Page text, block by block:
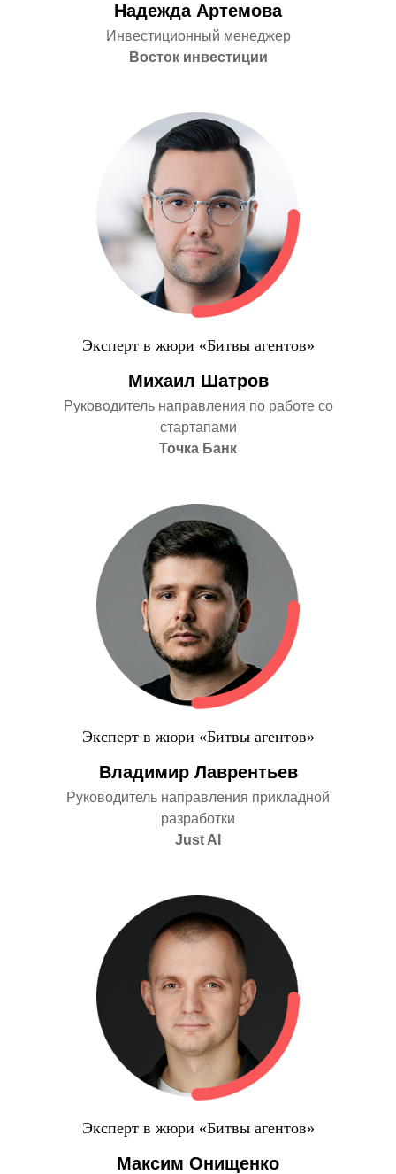
Надежда Артемова
Инвестиционный менеджер
Восток инвестиции
Эксперт в жюри «Битвы агентов»
Михаил Шатров
Руководитель направления по работе со
стартапами
Точка Банк
Эксперт в жюри «Битвы агентов»
Владимир Лаврентьев
Руководитель направления прикладной
разработки
Just AI
Эксперт в жюри «Битвы агентов»
Максим Онищенко